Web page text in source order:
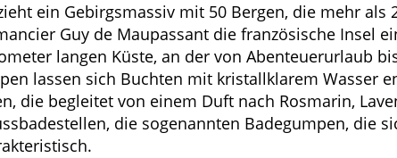
ein Gebirgsmassiv mit 50 Bergen, die mehr
Guy de Maupassant die französische
langen Küste, an der von Abenteuerurlaub
lassen sich Buchten mit kristallklarem Wasser
die begleitet von einem Duft nach Rosmarin,
die sogenannten Badegumpen, die